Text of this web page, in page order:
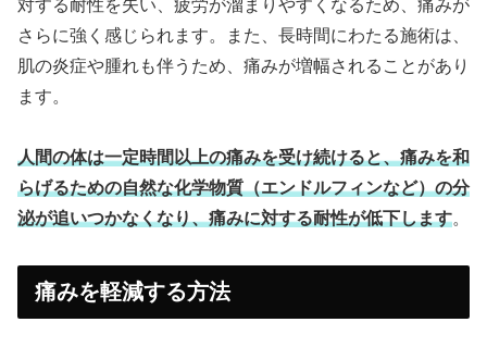
対する耐性を失い、疲労が溜まりやすくなるため、痛みが
さらに強く感じられます。また、長時間にわたる施術は、
肌の炎症や腫れも伴うため、痛みが増幅されることがあり
ます。
人間の体は一定時間以上の痛みを受け続けると、痛みを和
らげるための自然な化学物質（エンドルフィンなど）の分
泌が追いつかなくなり、痛みに対する耐性が低下します。
痛みを軽減する方法